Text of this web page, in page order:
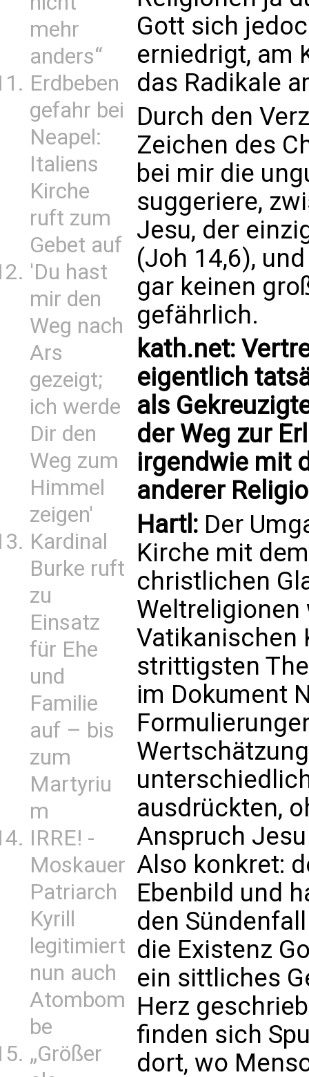
mehr
anders“
Erdbeben
gefahr bei
Neapel:
Italiens
Kirche
ruft zum
Gebet auf
'Du hast
mir den
Weg nach
Ars
gezeigt;
ich werde
Dir den
Weg zum
Himmel
zeigen'
Kardinal
Burke ruft
zu
Einsatz
für Ehe
und
Familie
auf – bis
zum
Martyriu
m
IRRE! -
Moskauer
Patriarch
Kyrill
legitimiert
nun auch
Atombom
be
„Größer
Gott sich
erniedrigt, am
das Radikale
Durch den
Zeichen des
bei mir die
suggeriere,
Jesu, der
(Joh 14,6), und
gar keinen
gefährlich.
kath.net:
eigentlich
als
der Weg zur
irgendwie mit
anderer
Hartl: Der
Kirche mit
christlichen
Weltreligionen
Vatikanischen
strittigsten
im Dokument
ausdrückten,
Anspruch
Also konkret:
Ebenbild und
den
die Existenz
ein sittliches
Herz
finden sich
dort, wo